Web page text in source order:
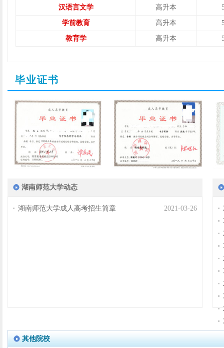
汉语言文学 高升本
学前教育 高升本
教育学 高升本
毕业证书
湖南师范大学动态
2021-03-26
湖南师范大学成人高考招生简章
其他院校